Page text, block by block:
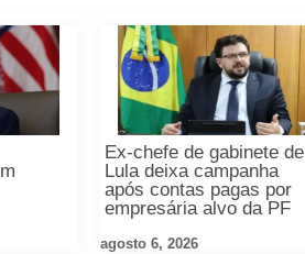
Ex-chefe de gabinete de
Lula deixa campanha
após contas pagas por
empresária alvo da PF
agosto 6, 2026